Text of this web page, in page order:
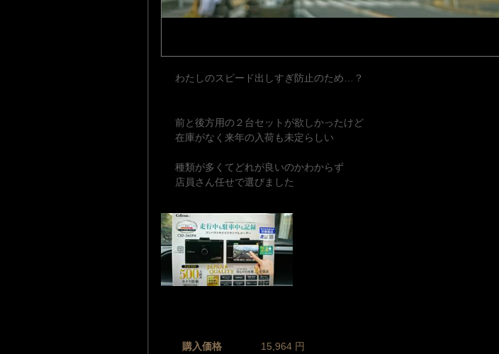
わたしのスピード出しすぎ防止のため…？
前と後方用の２台セットが欲しかったけど
在庫がなく来年の入荷も未定らしい
種類が多くてどれが良いのかわからず
店員さん任せで選びました
購入価格
15,964 円